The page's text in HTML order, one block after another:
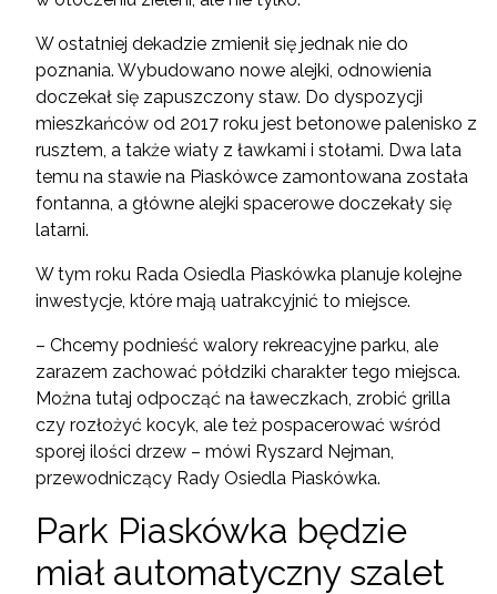
W ostatniej dekadzie zmienił się jednak nie do
poznania. Wybudowano nowe alejki, odnowienia
doczekał się zapuszczony staw. Do dyspozycji
mieszkańców od 2017 roku jest betonowe palenisko z
rusztem, a także wiaty z ławkami i stołami. Dwa lata
temu na stawie na Piaskówce zamontowana została
fontanna, a główne alejki spacerowe doczekały się
latarni.
W tym roku Rada Osiedla Piaskówka planuje kolejne
inwestycje, które mają uatrakcyjnić to miejsce.
– Chcemy podnieść walory rekreacyjne parku, ale
zarazem zachować półdziki charakter tego miejsca.
Można tutaj odpocząć na ławeczkach, zrobić grilla
czy rozłożyć kocyk, ale też pospacerować wśród
sporej ilości drzew – mówi Ryszard Nejman,
przewodniczący Rady Osiedla Piaskówka.
Park Piaskówka będzie
miał automatyczny szalet